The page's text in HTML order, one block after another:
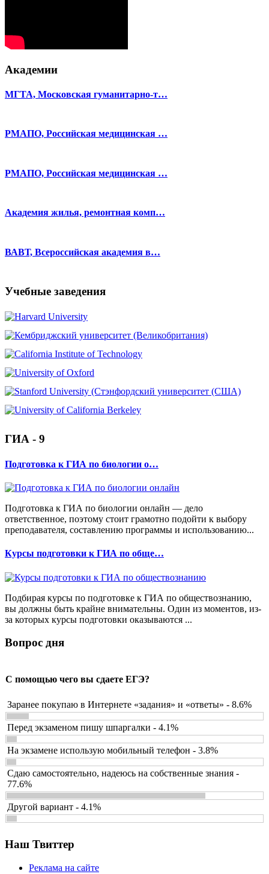
Академии
МГТА, Московская гуманитарно-т…
РМАПО, Российская медицинская …
РМАПО, Российская медицинская …
Академия жилья, ремонтная комп…
ВАВТ, Всероссийская академия в…
Учебные заведения
ГИА - 9
Подготовка к ГИА по биологии о…
Подготовка к ГИА по биологии онлайн — дело
ответственное, поэтому стоит грамотно подойти к выбору
преподавателя, составлению программы и использованию...
Курсы подготовки к ГИА по обще…
Подбирая курсы по подготовке к ГИА по обществознанию,
вы должны быть крайне внимательны. Один из моментов, из-
за которых курсы подготовки оказываются ...
Вопрос дня
С помощью чего вы сдаете ЕГЭ?
Заранее покупаю в Интернете «задания» и «ответы» - 8.6%
Перед экзаменом пишу шпаргалки - 4.1%
На экзамене использую мобильный телефон - 3.8%
Сдаю самостоятельно, надеюсь на собственные знания -
77.6%
Другой вариант - 4.1%
Наш Твиттер
Реклама на сайте